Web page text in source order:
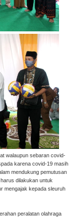
walaupun sebaran covid-
karena covid-19 masih
mendukung pemutusan
dilakukan untuk
mengajak kepada sleuruh
peralatan olahraga